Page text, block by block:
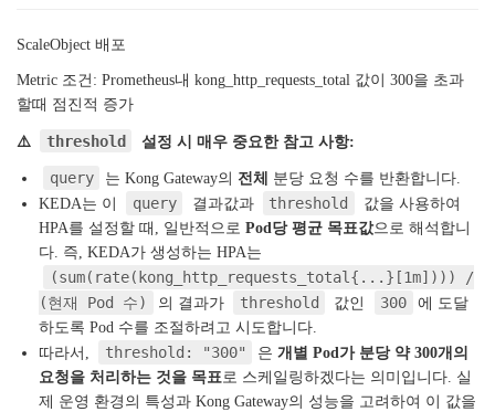
ScaleObject 배포
Metric 조건: Prometheus내 kong_http_requests_total 값이 300을 초과
할때 점진적 증가
⚠️ threshold 설정 시 매우 중요한 참고 사항:
query 는 Kong Gateway의 전체
분당 요청 수를 반환합니다.
KEDA는 이
query 결과값과 threshold
값을 사용하여
HPA를 설정할 때, 일반적으로 Pod당 평균 목표값으로 해석합니
다. 즉, KEDA가 생성하는 HPA는
(sum(rate(kong_http_requests_total{...}[1m]))) /
(현재 Pod 수)
의 결과가 threshold 값인 300
에 도달
하도록 Pod 수를 조절하려고 시도합니다.
따라서,
threshold: "300" 은 개별 Pod가 분당 약 300개의
요청을 처리하는 것을 목표로 스케일링하겠다는 의미입니다. 실
제 운영 환경의 특성과 Kong Gateway의 성능을 고려하여 이 값을